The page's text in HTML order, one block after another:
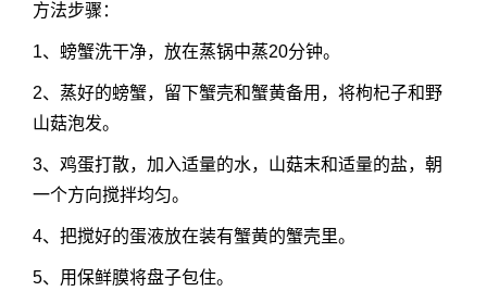
方法步骤：
1、螃蟹洗干净，放在蒸锅中蒸20分钟。
2、蒸好的螃蟹，留下蟹壳和蟹黄备用，将枸杞子和野
山菇泡发。
3、鸡蛋打散，加入适量的水，山菇末和适量的盐，朝
一个方向搅拌均匀。
4、把搅好的蛋液放在装有蟹黄的蟹壳里。
5、用保鲜膜将盘子包住。